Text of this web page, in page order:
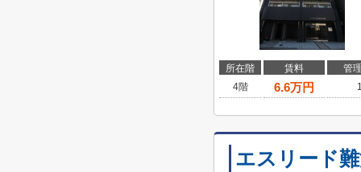
所在階 賃料
管
4階
6.6万円
エスリード